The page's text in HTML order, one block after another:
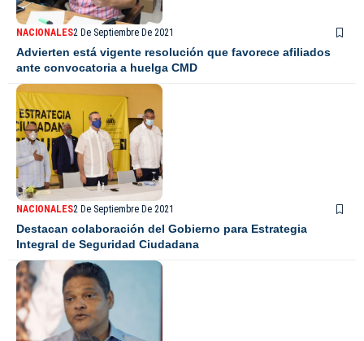
NACIONALES2 De Septiembre De 2021
Advierten está vigente resolución que favorece afiliados
ante convocatoria a huelga CMD
NACIONALES2 De Septiembre De 2021
Destacan colaboración del Gobierno para Estrategia
Integral de Seguridad Ciudadana